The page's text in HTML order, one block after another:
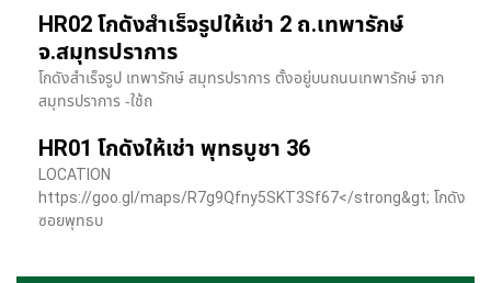
HR02 โกดังสำเร็จรูปให้เช่า 2 ถ.เทพารักษ์
จ.สมุทรปราการ
โกดังสำเร็จรูป เทพารักษ์ สมุทรปราการ ตั้งอยู่บนถนนเทพารักษ์ จาก
สมุทรปราการ -ใช้ถ
HR01 โกดังให้เช่า พุทธบูชา 36
LOCATION
https://goo.gl/maps/R7g9Qfny5SKT3Sf67</strong&gt; โกดัง
ซอยพุทธบ